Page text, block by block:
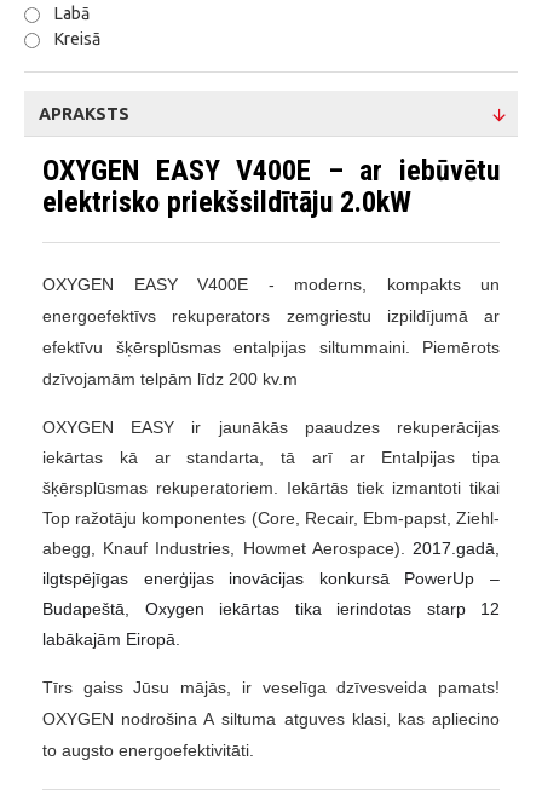
Labā
Kreisā
APRAKSTS
OXYGEN EASY V400E – ar iebūvētu
elektrisko priekšsildītāju 2.0kW
OXYGEN EASY V400E - moderns, kompakts un
energoefektīvs rekuperators zemgriestu izpildījumā ar
efektīvu šķērsplūsmas entalpijas siltummaini. Piemērots
dzīvojamām telpām līdz 200 kv.m
OXYGEN EASY ir jaunākās paaudzes rekuperācijas
iekārtas kā ar standarta, tā arī ar Entalpijas tipa
šķērsplūsmas rekuperatoriem. Iekārtās tiek izmantoti tikai
Top ražotāju komponentes (Core, Recair, Ebm-papst, Ziehl-
abegg, Knauf Industries, Howmet Aerospace). 2017.gadā,
ilgtspējīgas enerģijas inovācijas konkursā PowerUp –
Budapeštā, Oxygen iekārtas tika ierindotas starp 12
labākajām Eiropā.
Tīrs gaiss Jūsu mājās, ir veselīga dzīvesveida pamats!
OXYGEN nodrošina A siltuma atguves klasi, kas apliecino
to augsto energoefektivitāti.